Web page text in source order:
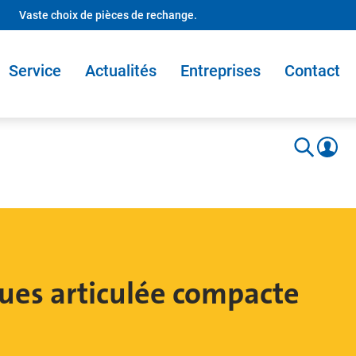
Vaste choix de pièces de rechange.
Service Actualités Entreprises Contact
articulée compacte